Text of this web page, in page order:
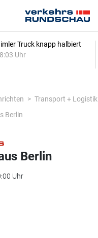
Truck knapp halbiert
Uhr
Transport + Logistik
Berlin
Berlin
Uhr